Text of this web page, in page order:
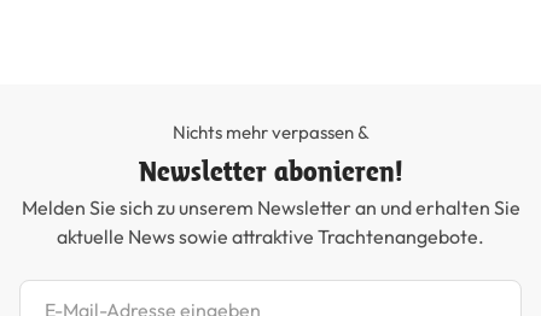
Nichts mehr verpassen &
Newsletter abonieren!
Melden Sie sich zu unserem Newsletter an und erhalten Sie
aktuelle News sowie attraktive Trachtenangebote.
Newsletter abonnieren